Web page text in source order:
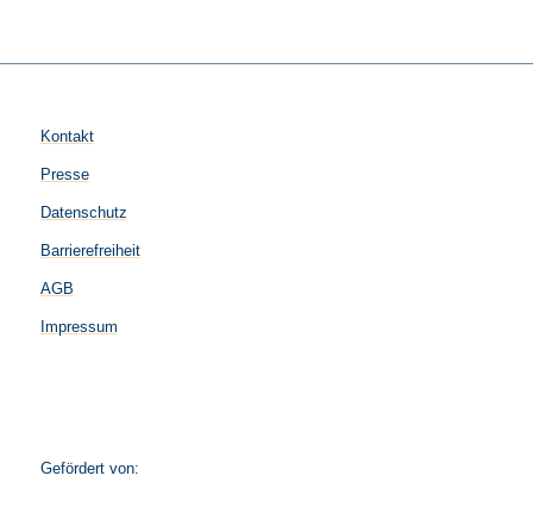
Kontakt
Presse
Datenschutz
Barrierefreiheit
AGB
Impressum
Gefördert von: